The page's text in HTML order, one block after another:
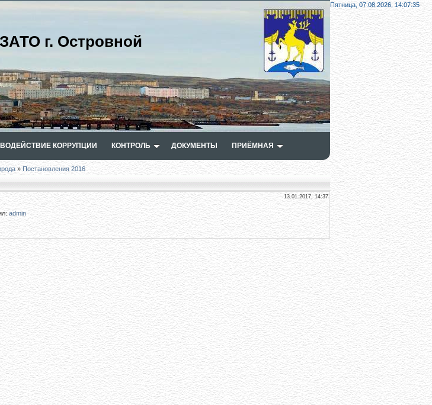
Пятница, 07.08.2026,14:07:35
г. Островной
КОРРУПЦИИ КОНТРОЛЬ ДОКУМЕНТЫ ПРИЁМНАЯ
» Постановления 2016
13.01.2017, 14:37
:admin